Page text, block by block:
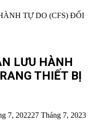
LƯU HÀNH
THIẾT BỊ
7, 202227 Tháng 7, 2023